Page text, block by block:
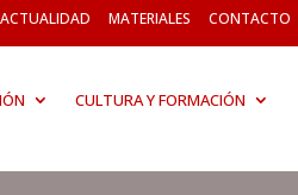
ACTUALIDAD MATERIALES CONTACTO
CULTURA Y FORMACIÓN